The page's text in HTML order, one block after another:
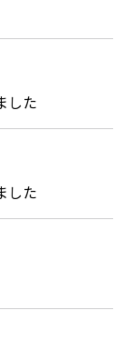
した
した